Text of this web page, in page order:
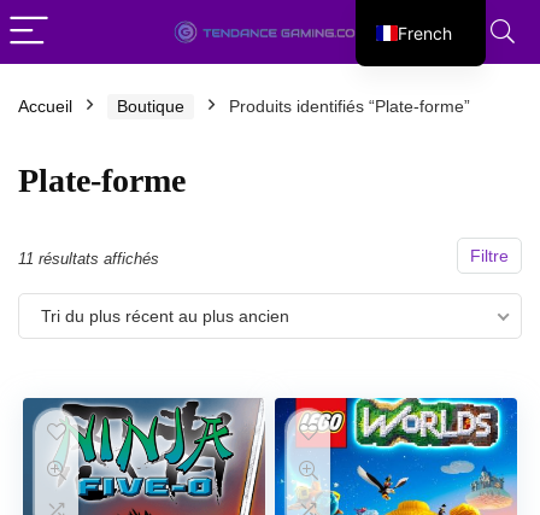
Accueil Boutique Produits identifiés “Plate-forme”
Plate-forme
Filtre
11 résultats affichés
du
plus
plus
ancien
Tri du plus récent au plus ancien
French
English